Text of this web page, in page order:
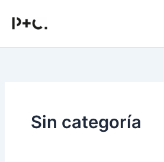
Sin categoría